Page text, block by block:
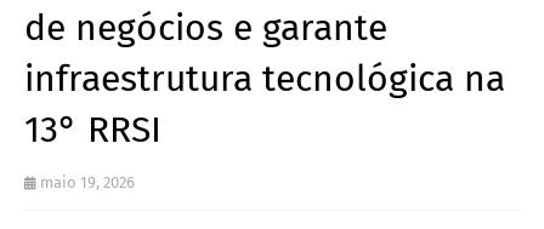
de negócios e garante
infraestrutura tecnológica na
13° RRSI
maio 19, 2026